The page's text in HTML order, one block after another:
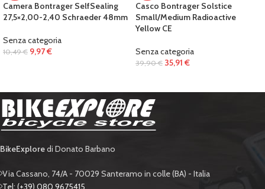
Camera Bontrager SelfSealing
27,5×2,00-2,40 Schraeder 48mm
Senza categoria
10,49€ 9,97€
Casco Bontrager Solstice
Small/Medium Radioactive
Yellow CE
Senza categoria
39,90€ 35,91 €
BikeExploredi Donato Barbano
Via Cassano, 74/A - 70029 Santeramo in colle (BA) - Italia
Tel: (+39) 080 9675415